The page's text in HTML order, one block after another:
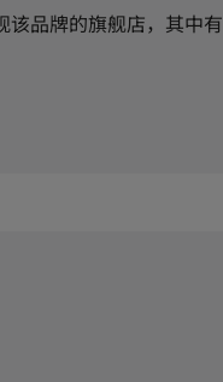
品牌的旗舰店，其中有